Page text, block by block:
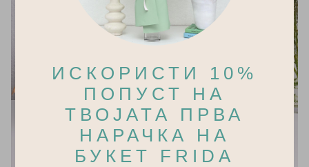
ИСКОРИСТИ 10%
ПОПУСТ НА
ТВОЈАТА ПРВА
НАРАЧКА НА
БУКЕТ FRIDA